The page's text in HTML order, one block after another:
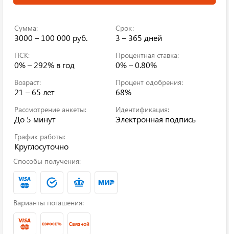
Сумма:
3000 – 100 000 руб.
Срок:
3 – 365 дней
ПСК:
0% – 292% в год
Процентная ставка:
0% – 0.80%
Возраст:
21 – 65 лет
Процент одобрения:
68%
Рассмотрение анкеты:
До 5 минут
Идентификация:
Электронная подпись
График работы:
Круглосуточно
Способы получения:
Варианты погашения: